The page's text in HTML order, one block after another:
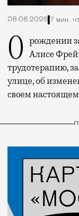
08.08.2026 7 мин.
О рождении за границей благодаря бабушке Алисе
трудотерапию,
улице, об
своем